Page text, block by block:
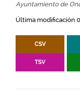
Ayuntamiento de
Última modificación
CSV
TSV